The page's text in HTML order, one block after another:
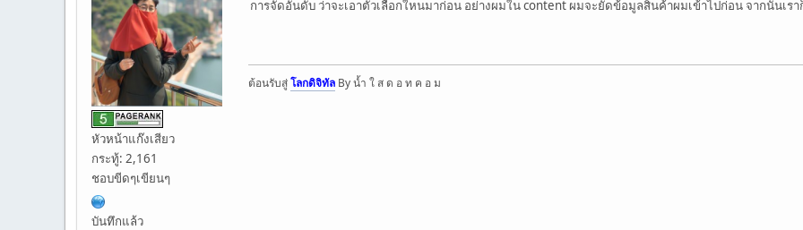
หัวหน้าแก๊งเสียว
กระทู้: 2,161
ชอบขีดๆเขียนๆ
บันทึกแล้ว
การจัดอันดับ ว่าจะเอาตัวเลือกใหนมาก่อน อย่างผมใน content ผมจะยัดข้อมูลสินค้าผมเข้าไปก่อน จากนั้นเรา
ต้อนรับสู่โลกดิจิทัล By น้ำ ใ ส ด อ ท ค อ ม